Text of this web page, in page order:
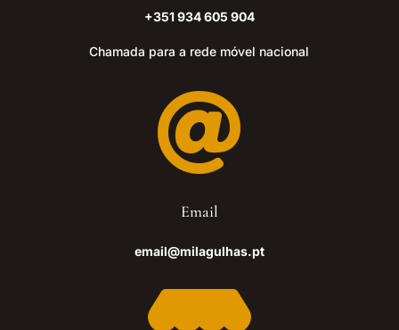
+351 934 605 904
Chamada para a rede móvel nacional

Email
email@milagulhas.pt